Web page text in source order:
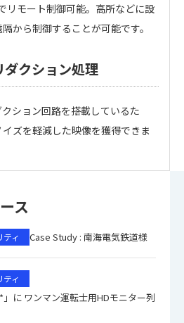
リモート制御可能。高所などに設
から制御することが可能です。
ダクション処理
ション回路を搭載しているた
ズを軽減した映像を獲得できま
PCS-7700HD
オープン価格
ァイルは個人情報の入力が必須と
クリックしてください。
ァイル名をクリックするとダウン
ードする場合、選択するボタン
情報の入力が必要）
ダウンロード
ス
ティ Case Study : 南海電気鉄道様
ティ
に ワンマン運転士用HDモニター列